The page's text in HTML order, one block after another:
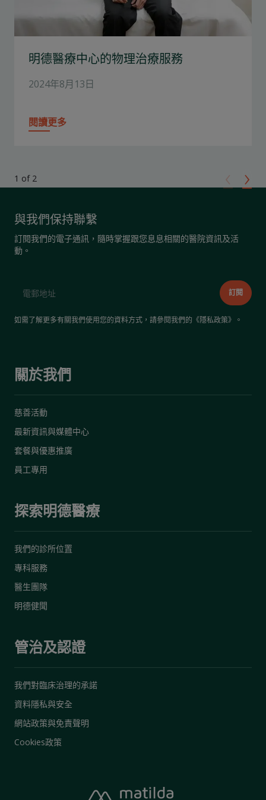
明德醫療中心的物理治療服務
2024年8月13日
閱讀更多
1 of 2 ‹ ›
與我們保持聯繫
訂閱我們的電子通訊，隨時掌握跟您息息相關的醫院資訊及活
動。
如需了解更多有關我們使用您的資料方式，請參閱我們的《隱私政策》。
關於我們
慈善活動
最新資訊與媒體中心
套餐與優惠推廣
員工專用
探索明德醫療
我們的診所位置
專科服務
醫生團隊
明德健聞
管治及認證
我們對臨床治理的承諾
資料隱私與安全
網站政策與免責聲明
Cookies政策